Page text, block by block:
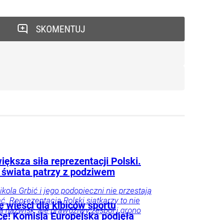
SKOMENTUJ
siła reprezentacji Polski.
patrzy z podziwem
Grbić i jego podopieczni nie przestają
Reprezentacja Polski siatkarzy to nie
nazwisk, ale prawdziwy zespół i grono
wieści dla kibiców sportu
Komisja Europejska podjęła